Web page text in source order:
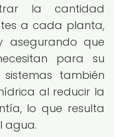
la cantidad
a cada planta,
asegurando que
para su
también
al reducir la
lo que resulta
agua.